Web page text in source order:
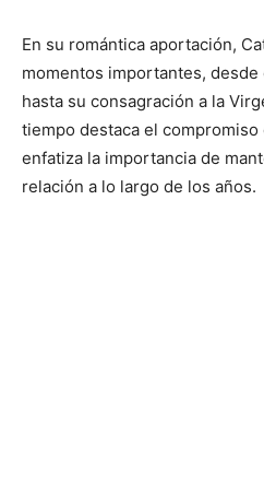
En su romántica aportación,
momentos importantes,
hasta su consagración a la
tiempo destaca el
enfatiza la importancia de
relación a lo largo de los años.